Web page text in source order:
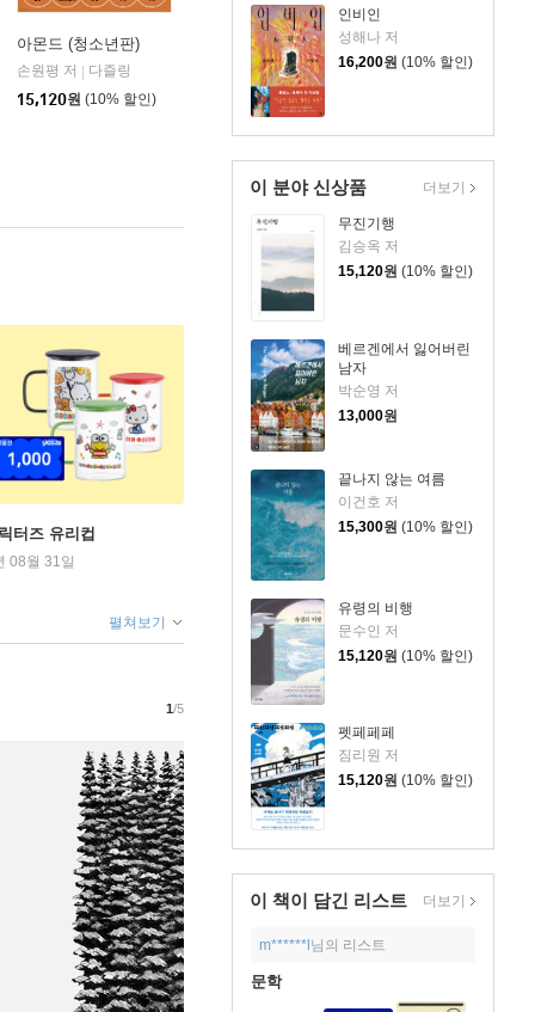
인비인
성해나 저
16,200원 (10% 할인)
이 분야 신상품
무진기행
김승옥 저
15,120원 (10% 할인)
베르겐에서 잃어버린
남자
박순영 저
13,000원
끝나지 않는 여름
이건호 저
15,300원 (10% 할인)
유령의 비행
문수인 저
15,120원 (10% 할인)
펫페페페
짐리원 저
15,120원 (10% 할인)
더보기
이 책이 담긴 리스트 더보기
m******l님의 리스트
문학
아몬드 (청소년판)
손원평 저
다즐링
15,120원 (10% 할인)
터즈 유리컵
08월 31일
펼쳐보기
1/5